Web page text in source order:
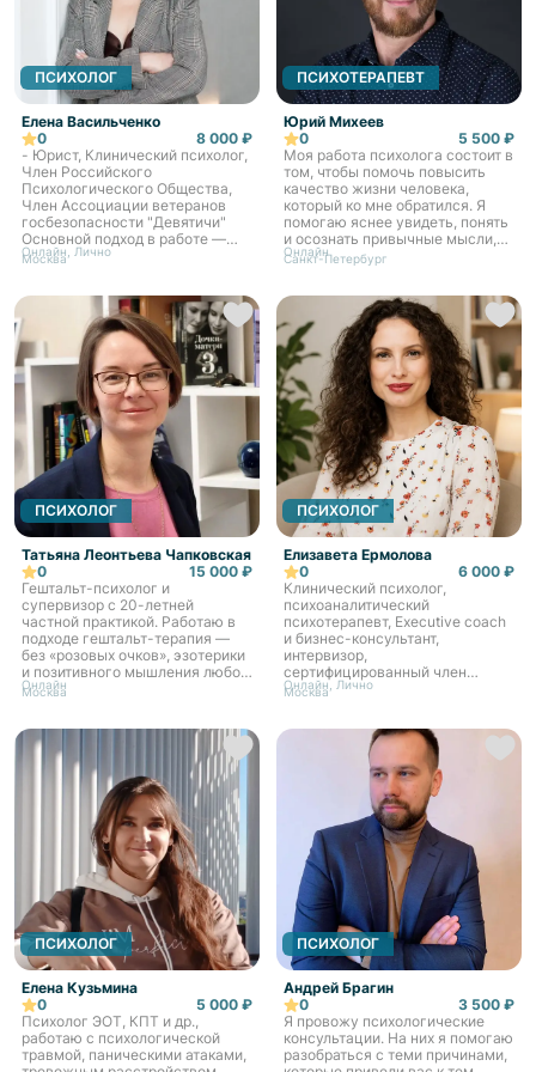
ПСИХОЛОГ
Елена Васильченко
0
8 000 ₽
- Юрист, Клинический психолог,
Член Российского
Психологического Общества,
Член Ассоциации ветеранов
госбезопасности "Девятичи"
Основной подход в работе —
интегральное
плечами более 450...
Онлайн, Лично
Москва
ПСИХОТЕРАПЕВТ
Юрий Михеев
0
5 500 ₽
Моя работа психолога состоит в
том, чтобы помочь повысить
качество жизни человека,
который ко мне обратился. Я
помогаю яснее увидеть, понять
и осознать привычные мысли,
чувства, способы действий и
Онлайн
Санкт-Петербург
ПСИХОЛОГ
Татьяна Леонтьева Чапковская
0
15 000 ₽
Гештальт-психолог и
супервизор с 20-летней
частной практикой. Работаю в
подходе гештальт-терапия —
без «розовых очков», эзотерики
и позитивного мышления любой
ценой. Моя задача — не только
Онлайн
Москва
ПСИХОЛОГ
Елизавета Ермолова
0
6 000 ₽
Клинический психолог,
психоаналитический
психотерапевт, Executive coach
и бизнес-консультант,
интервизор,
сертифицированный член
АПКБК
Онлайн, Лично
Москва
ПСИХОЛОГ
Елена Кузьмина
0
5 000 ₽
Психолог ЭОТ, КПТ и др.,
работаю с психологической
травмой, паническими атаками,
ПСИХОЛОГ
Андрей Брагин
0
3 500 ₽
Я провожу психологические
консультации. На них я помогаю
разобраться с теми причинами,